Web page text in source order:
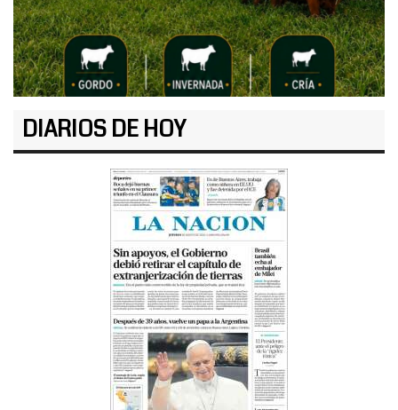
DIARIOS DE HOY